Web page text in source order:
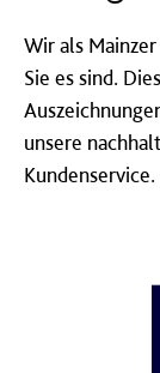
Wir als
Sie es sind.
unsere
Kundenservice.